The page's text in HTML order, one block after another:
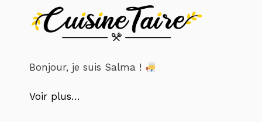
Bonjour, je suis Salma !
Voir plus…